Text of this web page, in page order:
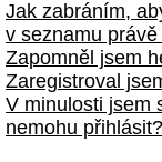
Jak zabráním,
v seznamu
Zapomněl jsem
Zaregistroval
V minulosti jsem
nemohu